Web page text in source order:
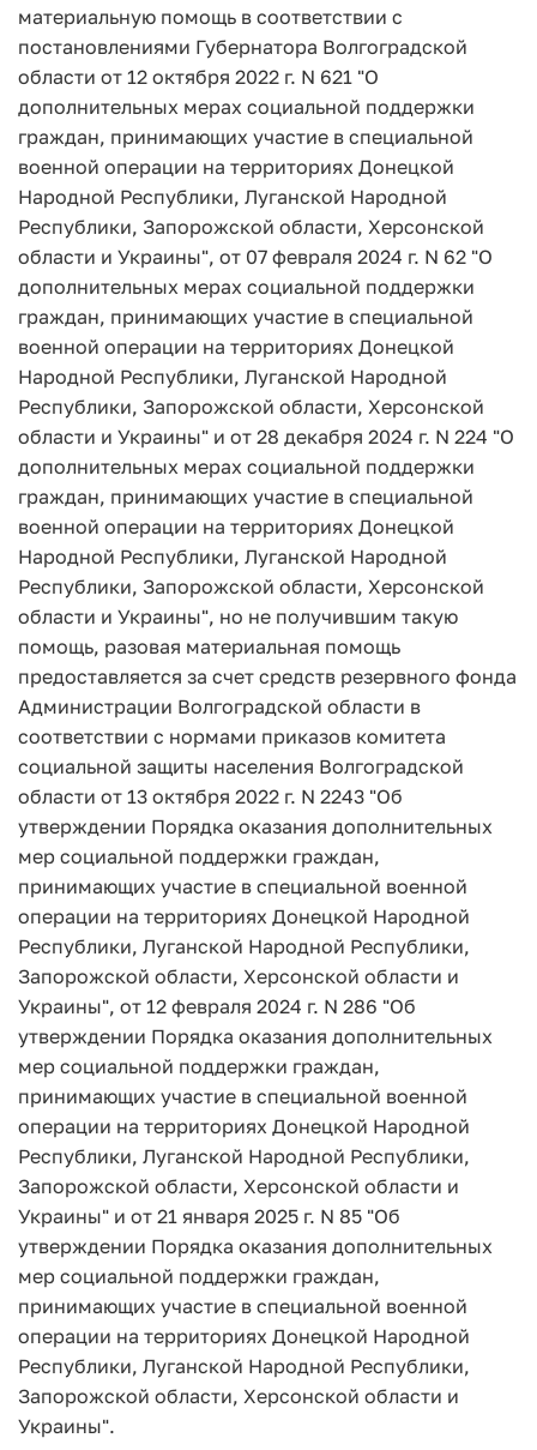
материальную помощь в соответствии с
постановлениями Губернатора Волгоградской
области от 12 октября 2022 г. N 621 "О
дополнительных мерах социальной поддержки
граждан, принимающих участие в специальной
военной операции на территориях Донецкой
Народной Республики, Луганской Народной
Республики, Запорожской области, Херсонской
области и Украины", от 07 февраля 2024 г. N 62 "О
дополнительных мерах социальной поддержки
граждан, принимающих участие в специальной
военной операции на территориях Донецкой
Народной Республики, Луганской Народной
Республики, Запорожской области, Херсонской
области и Украины" и от 28 декабря 2024 г. N 224 "О
дополнительных мерах социальной поддержки
граждан, принимающих участие в специальной
военной операции на территориях Донецкой
Народной Республики, Луганской Народной
Республики, Запорожской области, Херсонской
области и Украины", но не получившим такую
помощь, разовая материальная помощь
предоставляется за счет средств резервного фонда
Администрации Волгоградской области в
соответствии с нормами приказов комитета
социальной защиты населения Волгоградской
области от 13 октября 2022 г. N 2243 "Об
утверждении Порядка оказания дополнительных
мер социальной поддержки граждан,
принимающих участие в специальной военной
операции на территориях Донецкой Народной
Республики, Луганской Народной Республики,
Запорожской области, Херсонской области и
Украины", от 12 февраля 2024 г. N 286 "Об
утверждении Порядка оказания дополнительных
мер социальной поддержки граждан,
принимающих участие в специальной военной
операции на территориях Донецкой Народной
Республики, Луганской Народной Республики,
Запорожской области, Херсонской области и
Украины" и от 21 января 2025 г. N 85 "Об
утверждении Порядка оказания дополнительных
мер социальной поддержки граждан,
принимающих участие в специальной военной
операции на территориях Донецкой Народной
Республики, Луганской Народной Республики,
Запорожской области, Херсонской области и
Украины".